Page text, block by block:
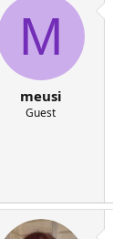
M
meusi
Guest